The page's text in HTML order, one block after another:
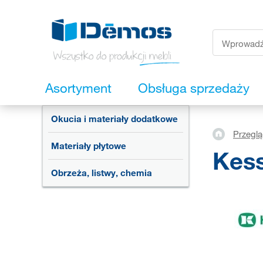
Asortyment Obsługa sprzedaży
Okucia i materiały dodatkowe
Materiały płytowe
Obrzeża, listwy, chemia